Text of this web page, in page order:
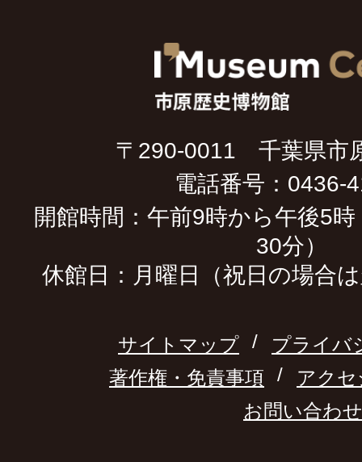
〒290-0011 千葉県市
電話番号：0436-
開館時間：午前9時から午後5
30分）
休館日：月曜日（祝日の場合
サイトマップ
プライバ
著作権・免責事項
アク
お問い合わせ